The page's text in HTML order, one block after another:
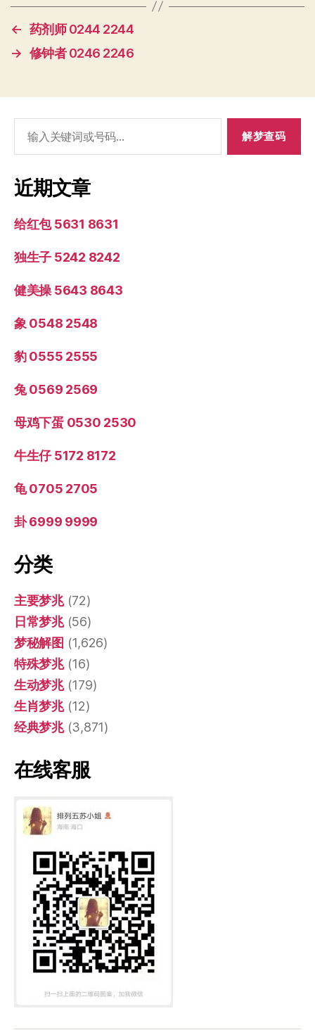
← 药剂师 0244 2244
→ 修钟者 0246 2246
索：
近期文章
给红包 5631 8631
独生子 5242 8242
健美操 5643 8643
象 0548 2548
豹 0555 2555
兔 0569 2569
母鸡下蛋 0530 2530
牛生仔 5172 8172
龟 0705 2705
卦 6999 9999
分类
主要梦兆(72)
日常梦兆(56)
梦秘解图 (1,626)
特殊梦兆(16)
生动梦兆(179)
生肖梦兆(12)
经典梦兆(3,871)
在线客服